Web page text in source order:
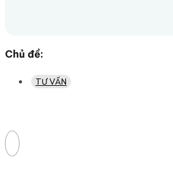
Chủ đề:
TƯ VẤN